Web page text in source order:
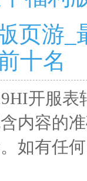
页游
十名
开服
内容的
如有任